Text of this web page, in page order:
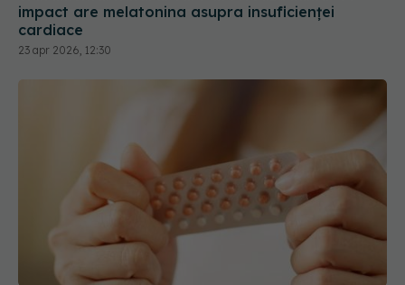
impact are melatonina asupra insuficienței
cardiace
23 apr 2026, 12:30